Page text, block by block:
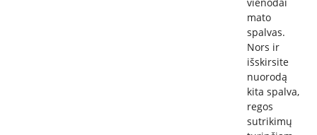
mato
spalvas.
Nors ir
išskirsite
nuorodą
kita spalva,
regos
sutrikimų